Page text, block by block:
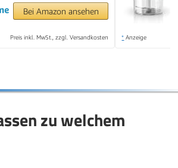
Bei Amazon ansehen
Preis inkl. MwSt., zzgl. Versandkosten * Anzeige
zu welchem